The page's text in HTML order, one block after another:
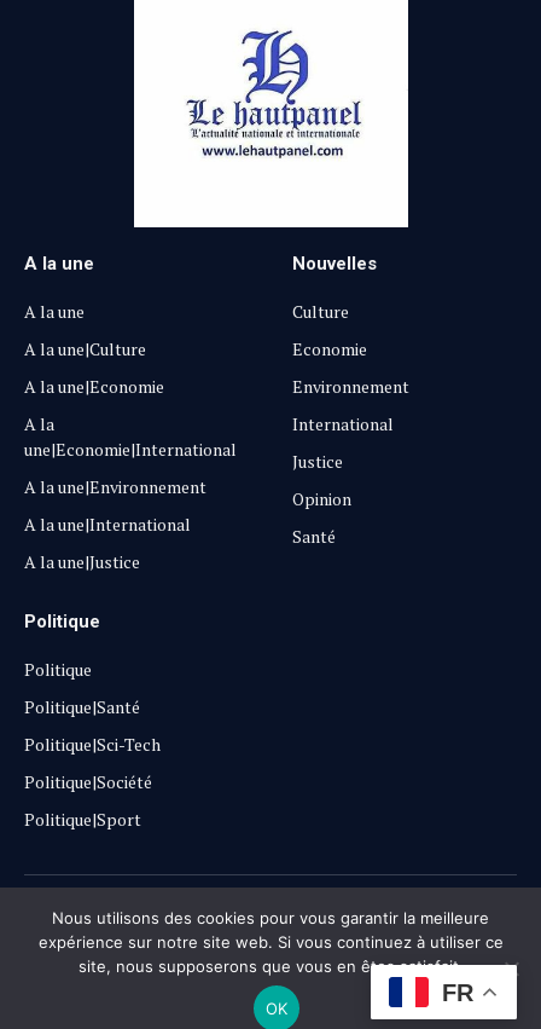
A la une
A la une
A la une|Culture
A la une|Economie
A la
une|Economie|International
A la une|Environnement
A la une|International
A la une|Justice
Nouvelles
Culture
Economie
Environnement
International
Justice
Opinion
Santé
Politique
Politique
Politique|Santé
Politique|Sci-Tech
Politique|Société
Politique|Sport
Copyright © 2025Lehautpanel
Confidentialité Contact Don
FR
Nous utilisons des cookies pour vous garantir la meilleure
expérience sur notre site web. Si vous continuez à utiliser ce
site, nous supposerons que vous en êtes satisfait.
OK